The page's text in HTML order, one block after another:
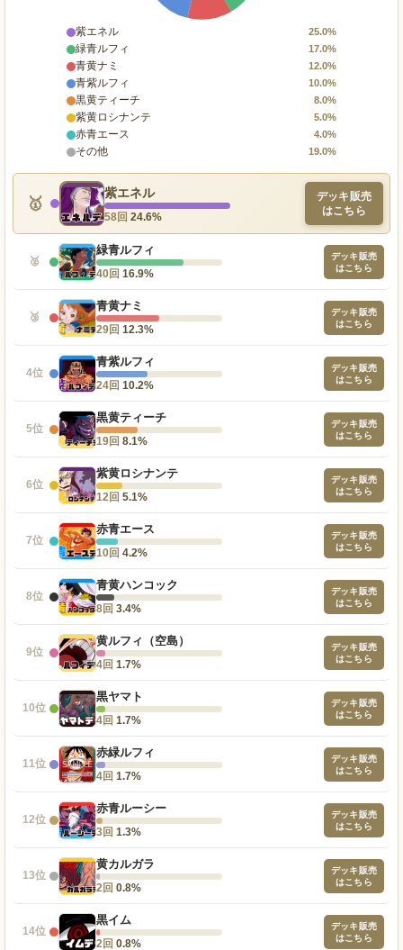
紫エネル 25.0%
緑青ルフィ 17.0%
青黄ナミ 12.0%
青紫ルフィ 10.0%
黒黄ティーチ 8.0%
紫黄ロシナンテ 5.0%
赤青エース 4.0%
その他 19.0%
🥇
紫エネル
58回 24.6%
デッキ販売
はこちら
🥈
緑青ルフィ
40回 16.9%
デッキ販売
はこちら
🥉
青黄ナミ
29回 12.3%
デッキ販売
はこちら
4位
青紫ルフィ
24回 10.2%
デッキ販売
はこちら
5位
黒黄ティーチ
19回 8.1%
デッキ販売
はこちら
6位
紫黄ロシナンテ
12回 5.1%
デッキ販売
はこちら
7位
赤青エース
10回 4.2%
デッキ販売
はこちら
8位
青黄ハンコック
8回 3.4%
デッキ販売
はこちら
9位
黄ルフィ（空島）
4回 1.7%
デッキ販売
はこちら
10位
黒ヤマト
4回 1.7%
デッキ販売
はこちら
11位
赤緑ルフィ
4回 1.7%
デッキ販売
はこちら
12位
赤青ルーシー
3回 1.3%
デッキ販売
はこちら
13位
黄カルガラ
2回 0.8%
デッキ販売
はこちら
14位
黒イム
2回 0.8%
デッキ販売
はこちら